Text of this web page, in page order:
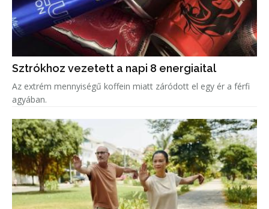
Sztrókhoz vezetett a napi 8 energiaital
Az extrém mennyiségű koffein miatt záródott el egy ér a férfi
agyában.